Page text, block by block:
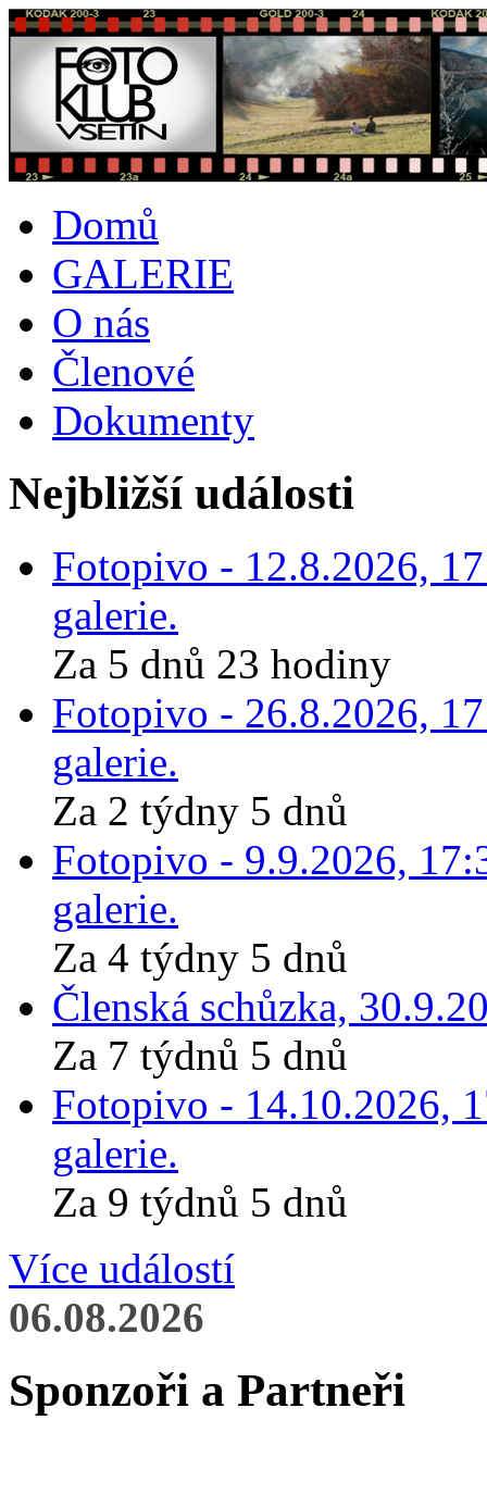
Domů
GALERIE
O nás
Členové
Dokumenty
Nejbližší události
Fotopivo - 12.8.2026,
galerie.
Za 5 dnů 23 hodiny
Fotopivo - 26.8.2026,
galerie.
Za 2 týdny 5 dnů
Fotopivo - 9.9.2026,
galerie.
Za 4 týdny 5 dnů
Členská schůzka,
Za 7 týdnů 5 dnů
Fotopivo - 14.10.2026,
galerie.
Za 9 týdnů 5 dnů
Více událostí
06.08.2026
Sponzoři a Partneři